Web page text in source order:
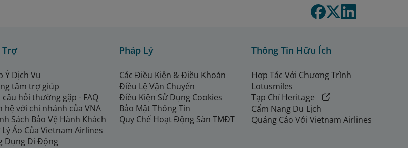
Trợ
Ý Dịch Vụ
tâm trợ giúp
câu hỏi thường gặp - FAQ
hệ với chi nhánh của VNA
Sách Bảo Vệ Hành Khách
Ảo Của Vietnam Airlines
Dụng Di Động
Pháp Lý
Các Điều Kiện & Điều Khoản
Điều Lệ Vận Chuyển
Điều Kiện Sử Dụng Cookies
Bảo Mật Thông Tin
Quy Chế Hoạt Động Sàn TMĐT
Thông Tin Hữu Ích
Hợp Tác Với Chương Trình
Lotusmiles
Tạp Chí Heritage
Cẩm Nang Du Lịch
Quảng Cáo Với Vietnam Airlines